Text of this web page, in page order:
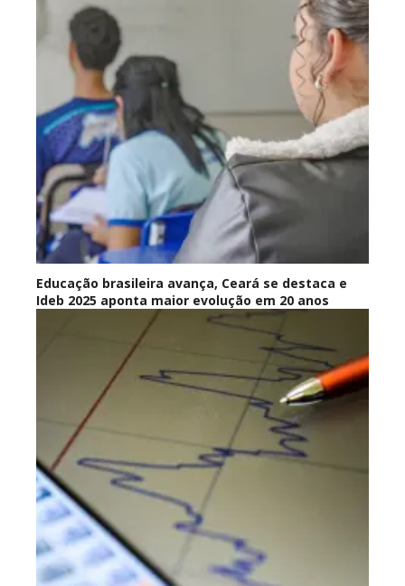
Educação brasileira avança, Ceará se destaca e
Ideb 2025 aponta maior evolução em 20 anos